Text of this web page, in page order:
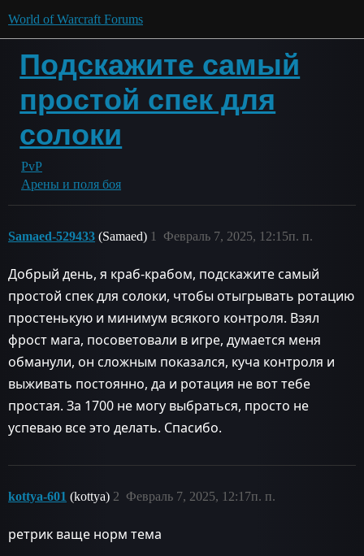
World of Warcraft Forums
Подскажите самый
простой спек для
солоки
PvP
Арены и поля боя
Samaed-529433 (Samaed) Февраль 7, 2025, 12:15п. п.
1
Добрый день, я краб-крабом, подскажите самый
простой спек для солоки, чтобы отыгрывать ротацию
простенькую и минимум всякого контроля. Взял
фрост мага, посоветовали в игре, думается меня
обманули, он сложным показался, куча контроля и
выживать постоянно, да и ротация не вот тебе
простая. За 1700 не могу выбраться, просто не
успеваю все это делать. Спасибо.
kottya-601 (kottya) Февраль 7, 2025, 12:17п. п.
2
ретрик ваще норм тема